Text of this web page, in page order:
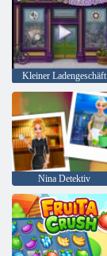
Kleiner Ladengeschäft
Nina Detektiv